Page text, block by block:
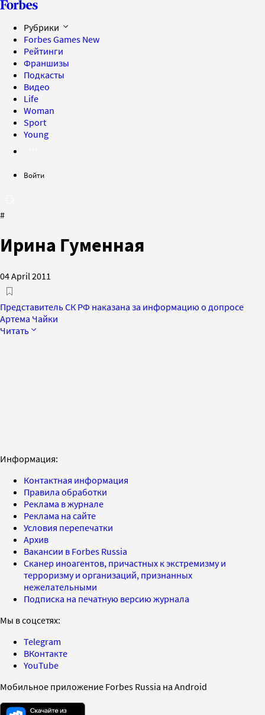
Рубрики
Forbes Games New
Рейтинги
Франшизы
Подкасты
Видео
Life
Woman
Sport
Young
Войти
#
Ирина Гуменная
04 April 2011
Представитель СК РФ наказана за информацию о допросе
Артема Чайки
Читать
Информация:
Контактная информация
Правила обработки
Реклама в журнале
Реклама на сайте
Условия перепечатки
Архив
Вакансии в Forbes Russia
Сканер иноагентов, причастных к экстремизму и
терроризму и организаций, признанных
нежелательными
Подписка на печатную версию журнала
Мы в соцсетях:
Telegram
ВКонтакте
YouTube
Мобильное приложение Forbes Russia на Android